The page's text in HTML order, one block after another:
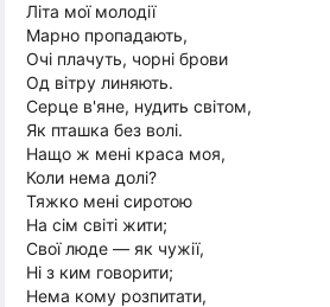
Літа мої молодії
Марно пропадають,
Очі плачуть, чорні брови
Од вітру линяють.
Серце в'яне, нудить світом,
Як пташка без волі.
Нащо ж мені краса моя,
Коли нема долі?
Тяжко мені сиротою
На сім світі жити;
Свої люде — як чужії,
Ні з ким говорити;
Нема кому розпитати,